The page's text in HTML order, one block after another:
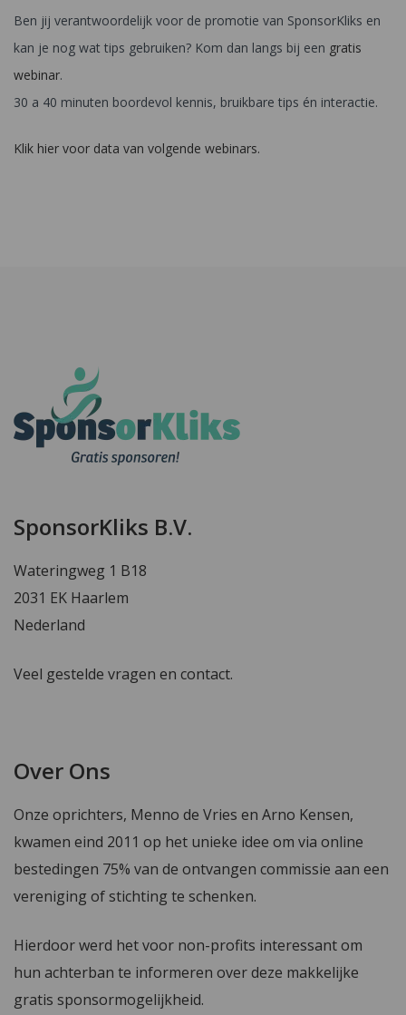
Ben jij verantwoordelijk voor de promotie van SponsorKliks en
kan je nog wat tips gebruiken? Kom dan langs bij een gratis
webinar.
30 a 40 minuten boordevol kennis, bruikbare tips én interactie.
Klik hier voor data van volgende webinars.
SponsorKliks B.V.
Wateringweg 1 B18
2031 EK Haarlem
Nederland
Veel gestelde vragen en contact.
Over Ons
Onze oprichters, Menno de Vries en Arno Kensen,
kwamen eind 2011 op het unieke idee om via online
bestedingen 75% van de ontvangen commissie aan een
vereniging of stichting te schenken.
Hierdoor werd het voor non-profits interessant om
hun achterban te informeren over deze makkelijke
gratis sponsormogelijkheid.